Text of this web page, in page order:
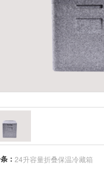
： 24升容量折叠保温冷藏箱